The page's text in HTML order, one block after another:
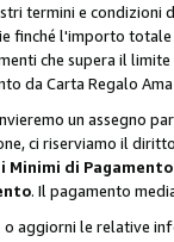
termini e
finché l'importo
che supera il
da Carta Regalo
un assegno
ci riserviamo il
Minimi di Pagamento
. Il pagamento
aggiorni le relative